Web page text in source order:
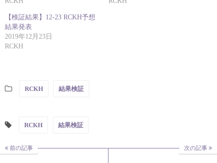
【検証結果】12-23 RCKH予想
結果発表
2019年12月23日
RCKH
RCKH 結果検証
RCKH 結果検証
前の記事 次の記事